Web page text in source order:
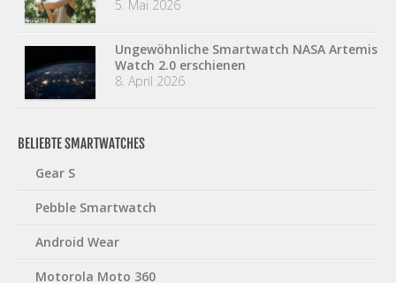
5. Mai 2026
Ungewöhnliche Smartwatch NASA Artemis
Watch 2.0 erschienen
8. April 2026
BELIEBTE SMARTWATCHES
Gear S
Pebble Smartwatch
Android Wear
Motorola Moto 360